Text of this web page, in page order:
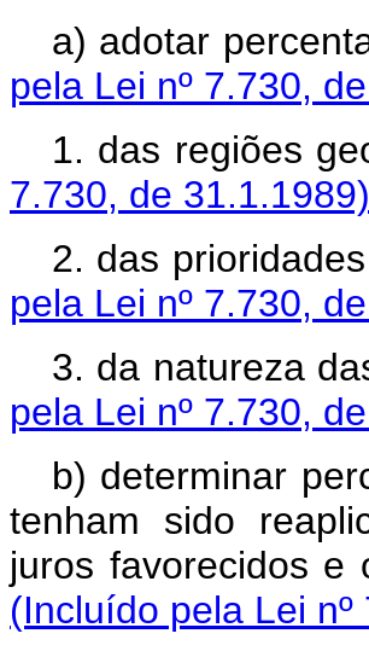
a) adotar
pela Lei nº 7.730,
1. das
7.730, de 31.1.1989)
2. das
pela Lei nº 7.730,
3. da
pela Lei nº 7.730,
b) determinar
tenham sido
juros
(Incluído pela Lei